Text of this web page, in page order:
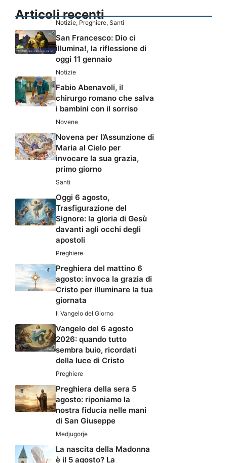
Articoli recenti
Notizie, Preghiere, Santi
San Francesco: Dio ci
illumina!, la riflessione di
oggi 11 gennaio
Notizie
Fabio Abenavoli, il
chirurgo romano che salva
i bambini con il sorriso
Novene
Novena per l’Assunzione di
Maria al Cielo per
invocare la sua grazia,
primo giorno
Santi
Oggi 6 agosto,
Trasfigurazione del
Signore: la gloria di Gesù
davanti agli occhi degli
apostoli
Preghiere
Preghiera del mattino 6
agosto: invoca la grazia di
Cristo per illuminare la tua
giornata
Il Vangelo del Giorno
Vangelo del 6 agosto
2026: quando tutto
sembra buio, ricordati
della luce di Cristo
Preghiere
Preghiera della sera 5
agosto: riponiamo la
nostra fiducia nelle mani
di San Giuseppe
Medjugorje
La nascita della Madonna
è il 5 agosto? La